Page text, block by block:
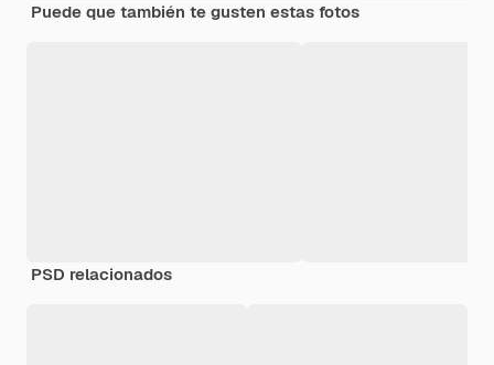
Puede que también te gusten estas fotos
PSD relacionados